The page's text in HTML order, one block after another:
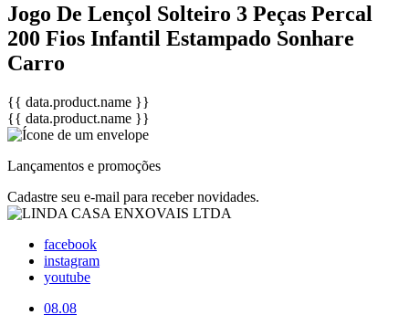
Jogo De Lençol Solteiro 3 Peças Percal
200 Fios Infantil Estampado Sonhare
Carro
{{ data.product.name }}
{{ data.product.name }}
Lançamentos e promoções
Cadastre seu e-mail para receber novidades.
facebook
instagram
youtube
08.08